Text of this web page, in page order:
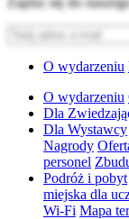
O wydarzeniu
O wydarzeniu
Dla
Dla Wystawcy
Nagrody
personel
Podróż i pobyt
miejska dla
Wi-Fi Mapa